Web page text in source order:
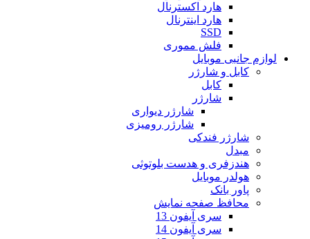
هارد اکسترنال
هارد اینترنال
SSD
فلش مموری
لوازم جانبی موبایل
کابل و شارژر
کابل
شارژر
شارژر دیواری
شارژر رومیزی
شارژر فندکی
مبدل
هندزفری و هدست بلوتوثی
هولدر موبایل
پاور بانک
محافظ صفحه نمایش
سری آیفون 13
سری آیفون 14